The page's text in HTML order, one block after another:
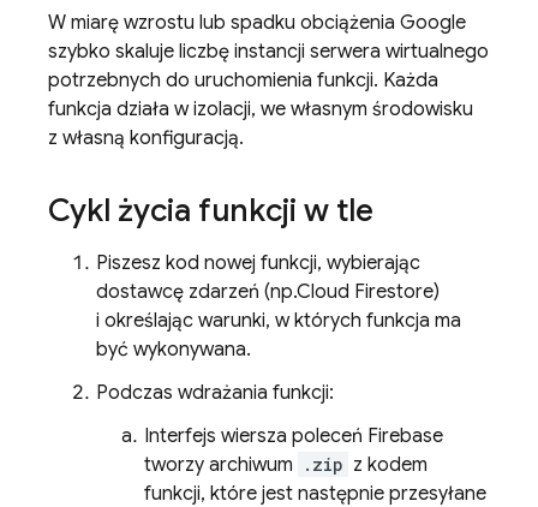
W miarę wzrostu lub spadku obciążenia Google
szybko skaluje liczbę instancji serwera wirtualnego
potrzebnych do uruchomienia funkcji. Każda
funkcja działa w izolacji, we własnym środowisku
z własną konfiguracją.
Cykl życia funkcji w tle
Piszesz kod nowej funkcji, wybierając
dostawcę zdarzeń (np.Cloud Firestore)
i określając warunki, w których funkcja ma
być wykonywana.
Podczas wdrażania funkcji:
Interfejs wiersza poleceń Firebase
tworzy archiwum
.zip z kodem
funkcji, które jest następnie przesyłane